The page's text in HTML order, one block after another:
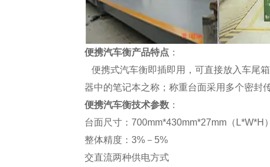
便携汽车衡产品特点 ：
便携式汽车衡即插即用，可直接放入车尾
器中的笔记本之称；称重台面采用多个密封
便携汽车衡技术参数 ：
台面尺寸： 700mm*430mm*27mm（L*W*H）
整体精度： 3% － 5%
交直流两种供电方式